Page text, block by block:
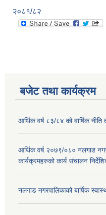
२०८१/८२
बजेट तथा कार्यक्रम
आर्थिक वर्ष ८३/८४ को वार्षिक नीति
आर्थिक वर्ष २०७९/०८० नलगाड
कार्यक्रमहरुको कार्य संचालन
नलगाड नगरपालिकाको बार्षिक